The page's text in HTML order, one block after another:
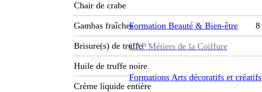
Formation Beauté & Bien-être
CAP Métiers de la Coiffure
Formations Arts décoratifs et créatifs
Chair de crabe
Gambas fraîches 8
Brisure(s) de truffe
Huile de truffe noire
Crème liquide entière